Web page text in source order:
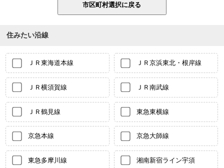
住みたい沿線
ＪＲ東海道本線 ＪＲ京浜東北・根岸線
ＪＲ横須賀線 ＪＲ南武線
ＪＲ鶴見線 東急東横線
京急本線 京急大師線
東急多摩川線 湘南新宿ライン宇須